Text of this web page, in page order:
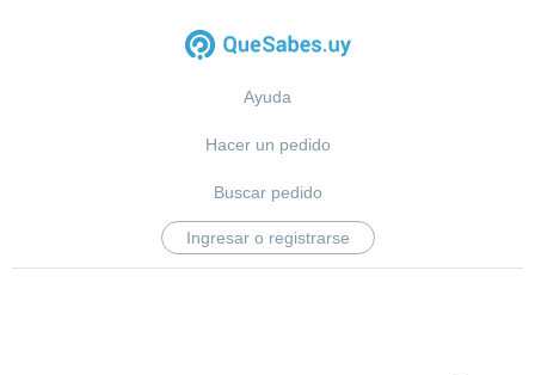
Ayuda
Hacer un pedido
Buscar pedido
Ingresar o registrarse